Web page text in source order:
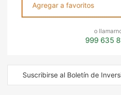
Agregar a favoritos
o
999 635
Suscribirse al Boletín de